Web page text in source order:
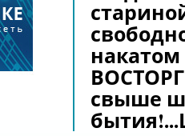
свыше